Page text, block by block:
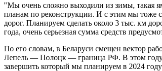
"Мы очень сложно выходили из зимы, такая
планам по реконструкции. И с этим мы тоже
дорог. Планируем сделать около 3 тыс. км
года, очень серьезная сумма средств
По его словам, в Беларуси смещен вектор
Лепель — Полоцк — граница РФ. В этом году
завершить который мы планируем в 2024